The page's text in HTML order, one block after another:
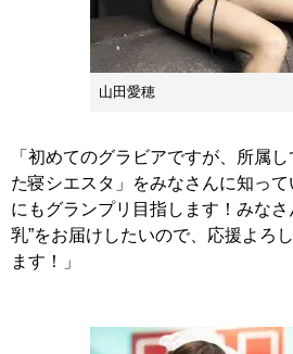
山田愛穂
「初めてのグラビアですが、所属
た寝シエスタ」をみなさんに知っ
にもグランプリ目指します！みなさ
乳”をお届けしたいので、応援よろ
ます！」